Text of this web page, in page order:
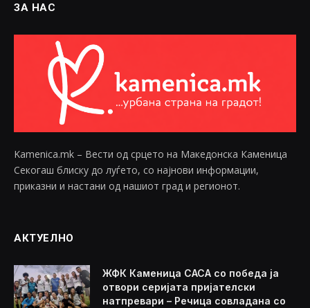
ЗА НАС
Kamenica.mk – Вести од срцето на Македонска Каменица
Секогаш блиску до луѓето, со најнови информации,
приказни и настани од нашиот град и регионот.
АКТУЕЛНО
ЖФК Каменица САСА со победа ја
отвори серијата пријателски
натпревари – Речица совладана со